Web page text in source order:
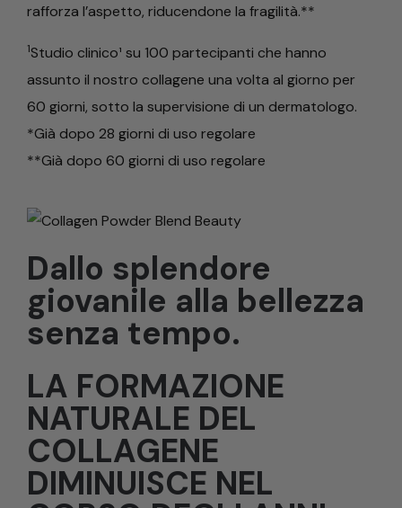
rafforza l’aspetto, riducendone la fragilità.**
1Studio clinico¹ su 100 partecipanti che hanno
assunto il nostro collagene una volta al giorno per
60 giorni, sotto la supervisione di un dermatologo.
*Già dopo 28 giorni di uso regolare
**Già dopo 60 giorni di uso regolare
Dallo splendore
giovanile alla bellezza
senza tempo.
LA FORMAZIONE
NATURALE DEL
COLLAGENE
DIMINUISCE NEL